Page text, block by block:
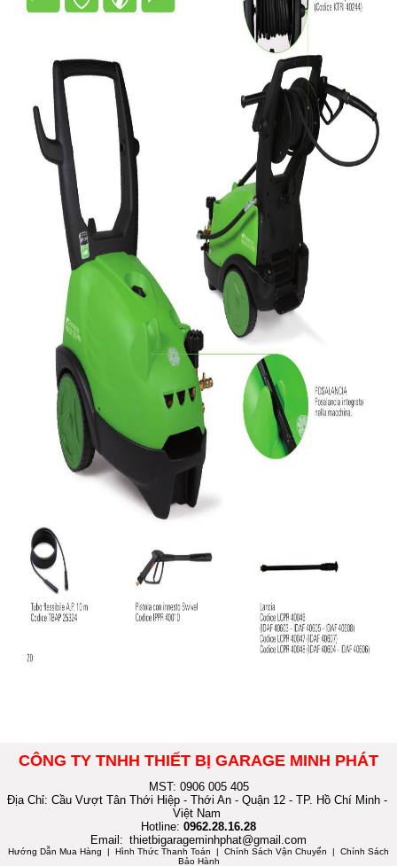
CÔNG TY TNHH THIẾT BỊ GARAGE MINH PHÁT
MST: 0906 005 405
Địa Chỉ: Cầu Vượt Tân Thới Hiệp - Thới An - Quận 12 - TP. Hồ Chí Minh -
Việt Nam
Hotline: 0962.28.16.28
Email: thietbigarageminhphat@gmail.com
Hướng Dẫn Mua Hàng | Hình Thức Thanh Toán | Chính Sách Vận Chuyển | Chính Sách
Bảo Hành